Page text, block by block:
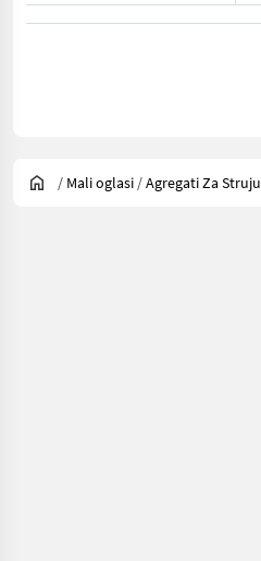
/ Mali oglasi /Agregati Za Struju